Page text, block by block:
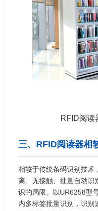
RFID阅读
三、RFID阅读器相
相较于传统条码识别技术
离、无接触、批量自动识
识的局限。以UR6258型
内多标签批量识别，识别